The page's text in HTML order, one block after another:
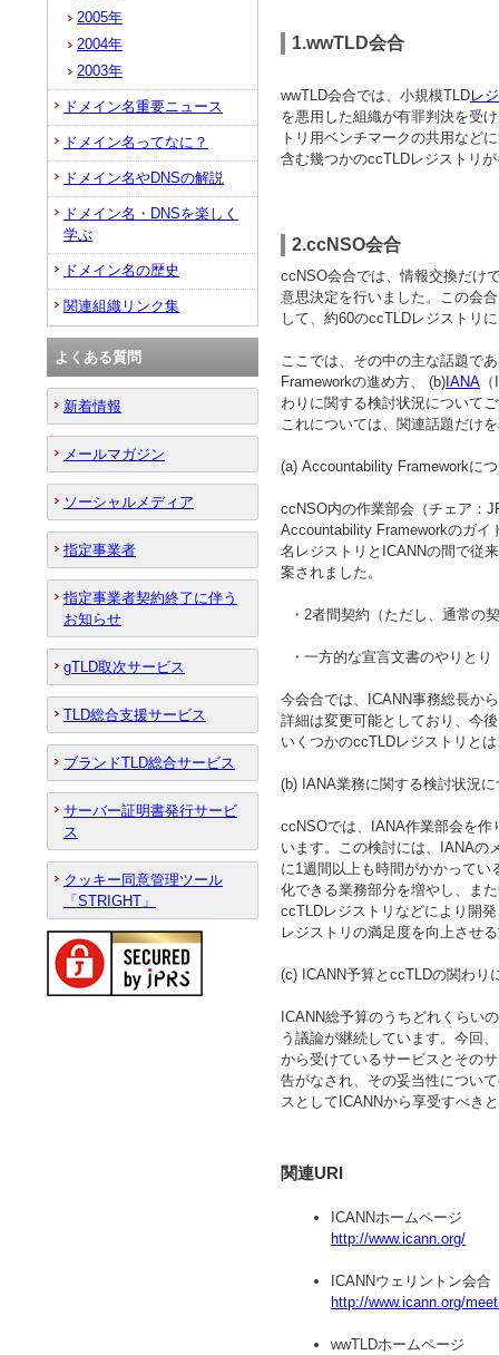
1.wwTLD会合
wwTLD会合では、小規模TLDレ
を悪用した組織が有罪判決を受
トリ用ベンチマークの共用など
含む幾つかのccTLDレジストリ
2.ccNSO会合
ccNSO会合では、情報交換だけ
意思決定を行いました。この会
して、約60のccTLDレジストリ
ここでは、その中の主な話題で
Frameworkの進め方、 (b) IANA
わりに関する検討状況について
これについては、関連話題だけ
(a) Accountability Frameworkに
ccNSO内の作業部会（チェア：
Accountability Frameworkのガイ
名レジストリとICANNの間で従
案されました。
・2者間契約（ただし、通常の
・一方的な宣言文書のやりと
今会合では、ICANN事務総長か
詳細は変更可能としており、今
いくつかのccTLDレジストリと
(b) IANA業務に関する検討状況に
ccNSOでは、IANA作業部会を作
います。この検討には、IANAの
に1週間以上も時間がかかって
化できる業務部分を増やし、ま
ccTLDレジストリなどにより開
レジストリの満足度を向上させ
(c) ICANN予算とccTLDの関わり
ICANN総予算のうちどれくらい
う議論が継続しています。今回
から受けているサービスとその
告がなされ、その妥当性につい
スとしてICANNから享受すべき
関連URI
ICANNホームページ
http://www.icann.org/
ICANNウェリントン会合
http://www.icann.org/
wwTLDホームページ
2005年
2004年
2003年
ドメイン名重要ニュース
ドメイン名ってなに？
ドメイン名やDNSの解説
ドメイン名・DNSを楽しく
学ぶ
ドメイン名の歴史
関連組織リンク集
よくある質問
新着情報
メールマガジン
ソーシャルメディア
指定事業者
指定事業者契約終了に伴う
お知らせ
gTLD取次サービス
TLD総合支援サービス
ブランドTLD総合サービス
サーバー証明書発行サービ
ス
クッキー同意管理ツール
「STRIGHT」